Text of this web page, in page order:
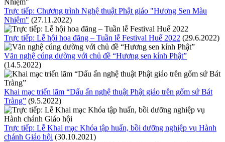
Trực tiếp: Chương trình Nghệ thuật Phật giáo "Hương Sen Màu
Nhiệm" (27.11.2022)
Trực tiếp: Lễ hội hoa đăng – Tuần lễ Festival Huế 2022 (29.6.2022)
Văn nghệ cúng dường với chủ đề “Hương sen kính Phật”
(14.5.2022)
Khai mạc triển lãm “Dấu ấn nghệ thuật Phật giáo trên gốm sứ Bát
Tràng” (9.5.2022)
Trực tiếp: Lễ Khai mạc Khóa tập huấn, bồi dưỡng nghiệp vụ Hành
chánh Giáo hội (30.10.2021)